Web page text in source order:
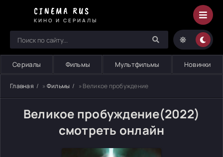
CINEMA RUS
КИНО И СЕРИАЛЫ
Сериалы Фильмы Мультфильмы Новинки
Главная » Фильмы » Великое пробуждение
Великое пробуждение(2022)
смотреть онлайн